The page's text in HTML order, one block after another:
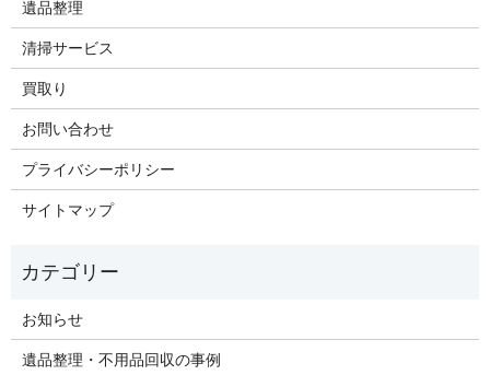
遺品整理
清掃サービス
買取り
お問い合わせ
プライバシーポリシー
サイトマップ
お知らせ
遺品整理・不用品回収の事例